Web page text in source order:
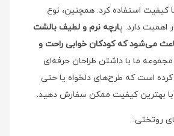
با کیفیت استفاده کرد. همچنین، نوع
اهمیت دارد. پارچه نرم و لطیف بالشت
می‌شود که کودکان خوابی راحت و
مجموعه ما با داشتن طراحان حرفه‌ای
کرده است که طرح‌های دلخواه یا حتی
با بهترین کیفیت ممکن سفارش دهید.
روتختی: